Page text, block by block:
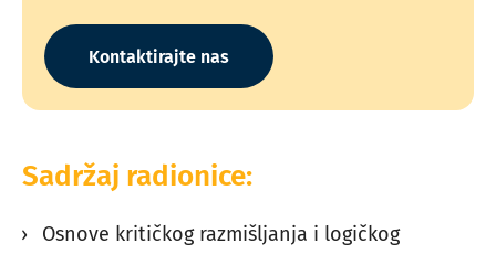
Kontaktirajte nas
Sadržaj radionice:
Osnove kritičkog razmišljanja i logičkog